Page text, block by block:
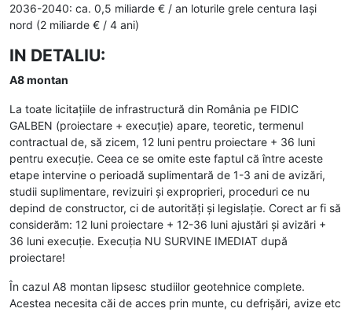
2036-2040: ca. 0,5 miliarde € / an loturile grele centura Iaşi
nord (2 miliarde € / 4 ani)
IN DETALIU:
A8 montan
La toate licitațiile de infrastructură din România pe FIDIC
GALBEN (proiectare + execuție) apare, teoretic, termenul
contractual de, să zicem, 12 luni pentru proiectare + 36 luni
pentru execuție. Ceea ce se omite este faptul că între aceste
etape intervine o perioadă suplimentară de 1-3 ani de avizări,
studii suplimentare, revizuiri și exproprieri, proceduri ce nu
depind de constructor, ci de autorități și legislație. Corect ar fi să
considerăm: 12 luni proiectare + 12-36 luni ajustări și avizări +
36 luni execuție. Execuția NU SURVINE IMEDIAT după
proiectare!
În cazul A8 montan lipsesc studiilor geotehnice complete.
Acestea necesita căi de acces prin munte, cu defrişări, avize etc